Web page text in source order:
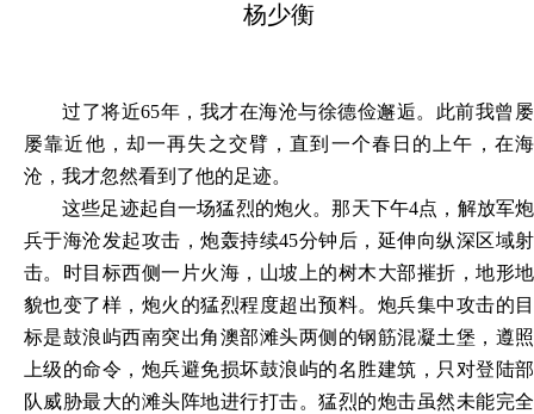
杨少衡
过了将近65年，我才在海沧与徐德俭邂逅。此前我曾屡
屡靠近他，却一再失之交臂，直到一个春日的上午，在海
沧，我才忽然看到了他的足迹。
这些足迹起自一场猛烈的炮火。那天下午4点，解放军炮
兵于海沧发起攻击，炮轰持续45分钟后，延伸向纵深区域射
击。时目标西侧一片火海，山坡上的树木大部摧折，地形地
貌也变了样，炮火的猛烈程度超出预料。炮兵集中攻击的目
标是鼓浪屿西南突出角澳部滩头两侧的钢筋混凝土堡，遵照
上级的命令，炮兵避免损坏鼓浪屿的名胜建筑，只对登陆部
队威胁最大的滩头阵地进行打击。猛烈的炮击虽然未能完全